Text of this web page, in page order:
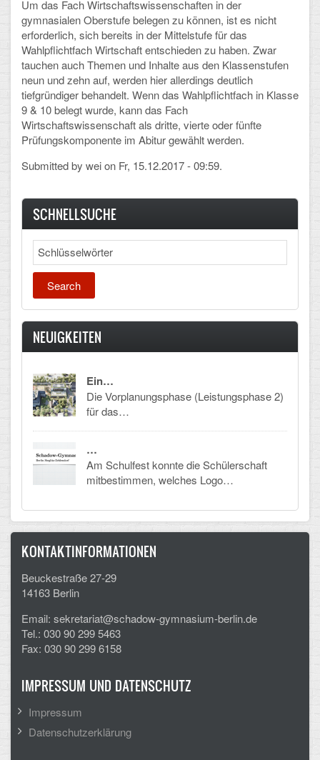
Um das Fach Wirtschaftswissenschaften in der
gymnasialen Oberstufe belegen zu können, ist es nicht
erforderlich, sich bereits in der Mittelstufe für das
Wahlpflichtfach Wirtschaft entschieden zu haben. Zwar
tauchen auch Themen und Inhalte aus den Klassenstufen
neun und zehn auf, werden hier allerdings deutlich
tiefgründiger behandelt. Wenn das Wahlpflichtfach in Klasse
9 & 10 belegt wurde, kann das Fach
Wirtschaftswissenschaft als dritte, vierte oder fünfte
Prüfungskomponente im Abitur gewählt werden.
Submitted by weion Fr, 15.12.2017 - 09:59.
SCHNELLSUCHE
Search
NEUIGKEITEN
Ein…
Die Vorplanungsphase (Leistungsphase 2)
für das…
…
Am Schulfest konnte die Schülerschaft
mitbestimmen, welches Logo…
KONTAKTINFORMATIONEN
Beuckestraße 27-29
14163 Berlin
Email: sekretariat@schadow-gymnasium-berlin.de
Tel.: 030 90 299 5463
Fax: 030 90 299 6158
IMPRESSUM UND DATENSCHUTZ
Impressum
Datenschutzerklärung